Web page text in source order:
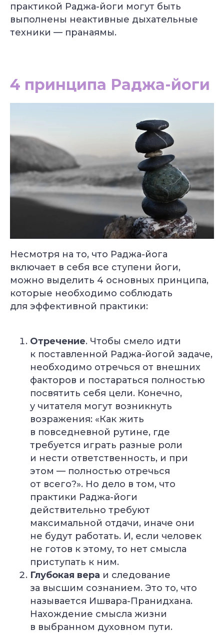
практикой Раджа-йоги могут быть
выполнены неактивные дыхательные
техники — пранаямы.
4 принципа Раджа-йоги
Несмотря на то, что Раджа-йога
включает в себя все ступени йоги,
можно выделить 4 основных принципа,
которые необходимо соблюдать
для эффективной практики:
Отречение. Чтобы смело идти
к поставленной Раджа-йогой задаче,
необходимо отречься от внешних
факторов и постараться полностью
посвятить себя цели. Конечно,
у читателя могут возникнуть
возражения: «Как жить
в повседневной рутине, где
требуется играть разные роли
и нести ответственность, и при
этом — полностью отречься
от всего?». Но дело в том, что
практики Раджа-йоги
действительно требуют
максимальной отдачи, иначе они
не будут работать. И, если человек
не готов к этому, то нет смысла
приступать к ним.
Глубокая вера и следование
за высшим сознанием. Это то, что
называется Ишвара-Пранидхана.
Нахождение смысла жизни
в выбранном духовном пути.